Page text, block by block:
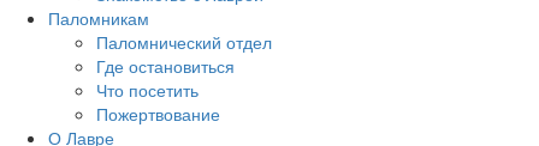
Паломникам
Паломнический отдел
Где остановиться
Что посетить
Пожертвование
О Лавре